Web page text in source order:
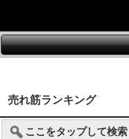
売れ筋ランキング
ここをタップして検索